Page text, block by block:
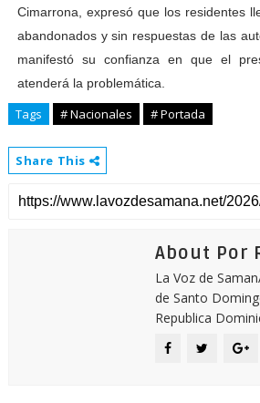
Cimarrona, expresó que los residentes
abandonados y sin respuestas de las
manifestó su confianza en que el
atenderá la problemática.
Tags # Nacionales # Portada
Share This
About Por
La Voz de
de Santo
Republica